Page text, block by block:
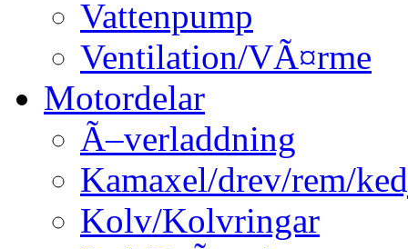
Vattenpump
Ventilation/VÃ¤rme
Motordelar
Ã–verladdning
Kamaxel/drev/rem/
Kolv/Kolvringar